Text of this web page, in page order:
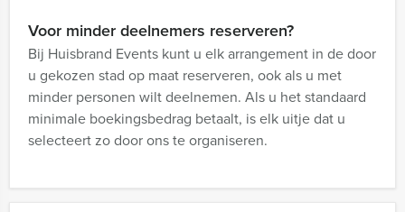
Voor minder deelnemers reserveren?
Bij Huisbrand Events kunt u elk arrangement in de door
u gekozen stad op maat reserveren, ook als u met
minder personen wilt deelnemen. Als u het standaard
minimale boekingsbedrag betaalt, is elk uitje dat u
selecteert zo door ons te organiseren.